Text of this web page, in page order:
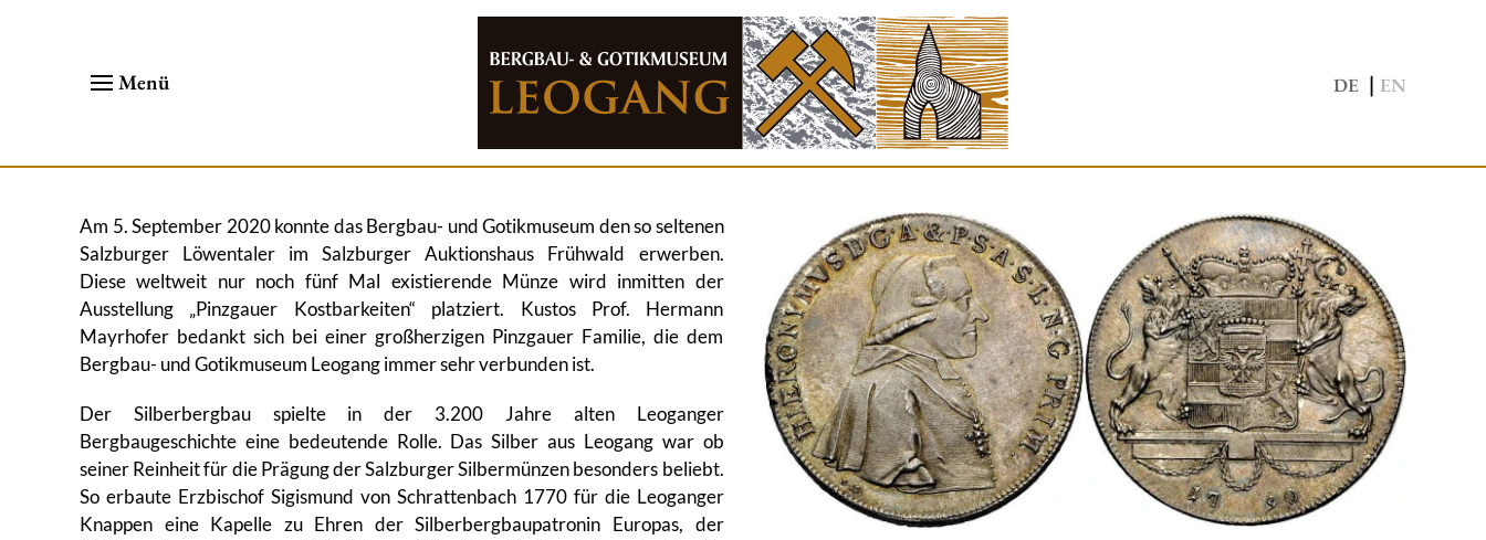
Menü DE | EN
Am 5. September 2020 konnte das Bergbau- und Gotikmuseum den so seltenen
Salzburger Löwentaler im Salzburger Auktionshaus Frühwald erwerben.
Diese weltweit nur noch fünf Mal existierende Münze wird inmitten der
Ausstellung „Pinzgauer Kostbarkeiten“ platziert. Kustos Prof. Hermann
Mayrhofer bedankt sich bei einer großherzigen Pinzgauer Familie, die dem
Bergbau- und Gotikmuseum Leogang immer sehr verbunden ist.
Der Silberbergbau spielte in der 3.200 Jahre alten Leoganger
Bergbaugeschichte eine bedeutende Rolle. Das Silber aus Leogang war ob
seiner Reinheit für die Prägung der Salzburger Silbermünzen besonders beliebt.
So erbaute Erzbischof Sigismund von Schrattenbach 1770 für die Leoganger
Knappen eine Kapelle zu Ehren der Silberbergbaupatronin Europas, der